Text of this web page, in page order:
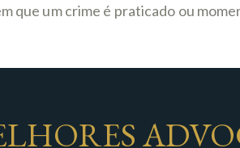
um crime é praticado ou